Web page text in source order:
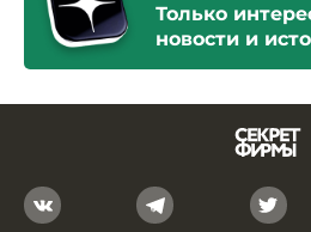
Только
новости и